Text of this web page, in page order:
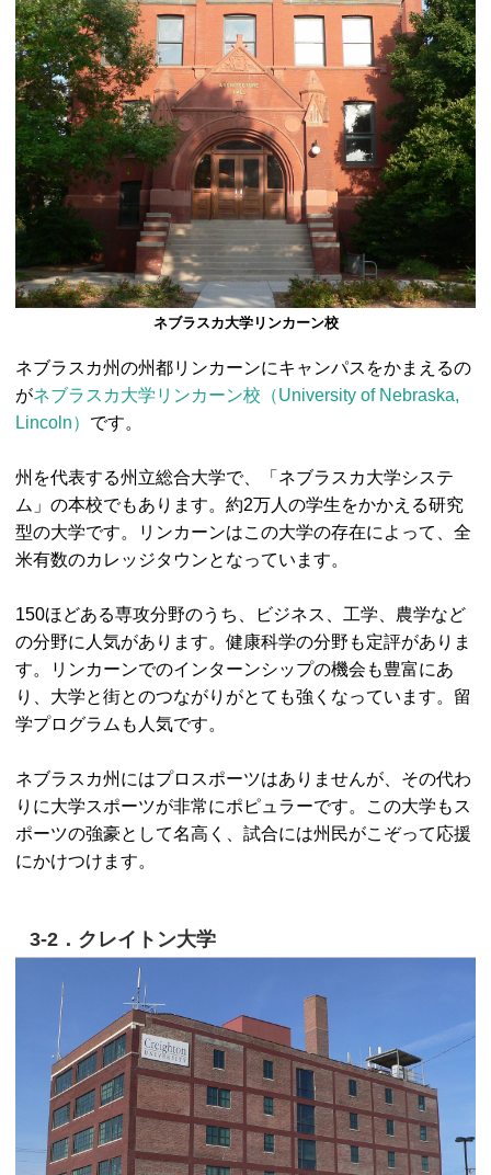
ネブラスカ大学リンカーン校
ネブラスカ州の州都リンカーンにキャンパスをかまえるの
がネブラスカ大学リンカーン校（University of Nebraska,
Lincoln） です。
州を代表する州立総合大学で、「ネブラスカ大学システ
ム」の本校でもあります。約2万人の学生をかかえる研究
型の大学です。リンカーンはこの大学の存在によって、全
米有数のカレッジタウンとなっています。
150ほどある専攻分野のうち、ビジネス、工学、農学など
の分野に人気があります。健康科学の分野も定評がありま
す。リンカーンでのインターンシップの機会も豊富にあ
り、大学と街とのつながりがとても強くなっています。留
学プログラムも人気です。
ネブラスカ州にはプロスポーツはありませんが、その代わ
りに大学スポーツが非常にポピュラーです。この大学もス
ポーツの強豪として名高く、試合には州民がこぞって応援
にかけつけます。
3-2．クレイトン大学